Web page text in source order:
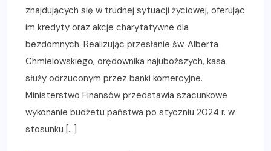
znajdujących się w trudnej sytuacji życiowej, oferując
im kredyty oraz akcje charytatywne dla
bezdomnych. Realizując przesłanie św. Alberta
Chmielowskiego, orędownika najuboższych, kasa
służy odrzuconym przez banki komercyjne.
Ministerstwo Finansów przedstawia szacunkowe
wykonanie budżetu państwa po styczniu 2024 r. w
stosunku […]